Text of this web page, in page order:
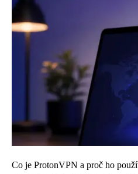
Co je ProtonVPN a proč ho